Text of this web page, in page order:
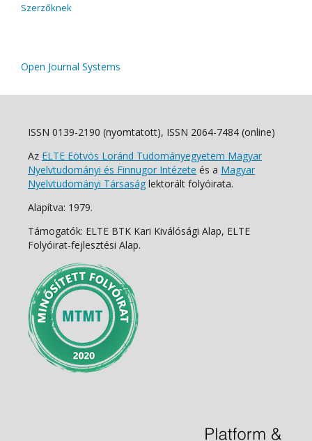
Szerzőknek
Open Journal Systems
ISSN 0139-2190 (nyomtatott), ISSN 2064-7484 (online)
Az ELTE Eötvös Loránd Tudományegyetem Magyar
Nyelvtudományi és Finnugor Intézete és a Magyar
Nyelvtudományi Társaság lektorált folyóirata.
Alapítva: 1979.
Támogatók: ELTE BTK Kari Kiválósági Alap, ELTE
Folyóirat-fejlesztési Alap.